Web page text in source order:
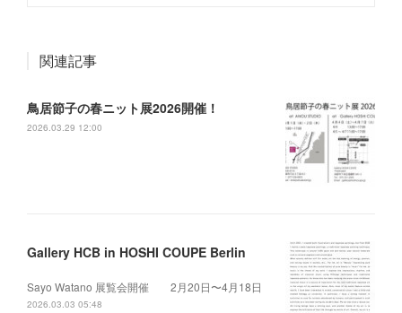
関連記事
鳥居節子の春ニット展2026開催！
2026.03.29 12:00
Gallery HCB in HOSHI COUPE Berlin
Sayo Watano 展覧会開催 2月20日〜4月18日
2026.03.03 05:48